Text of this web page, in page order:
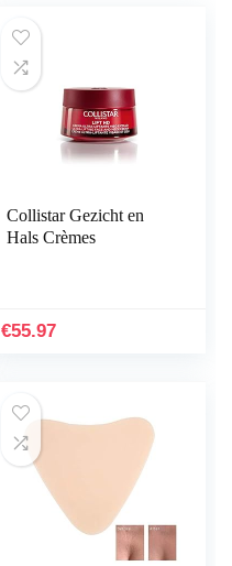
Collistar Gezicht en
Hals Crèmes
€55.97